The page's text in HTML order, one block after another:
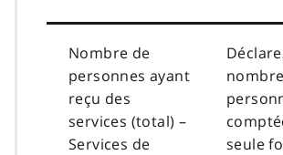
Nombre de
personnes ayant
reçu des
services (total) –
Services de
seule